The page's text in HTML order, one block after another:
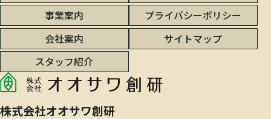
事業案内
会社案内
スタッフ紹介
プライバシーポリシー
サイトマップ
株式会社オオサワ創研